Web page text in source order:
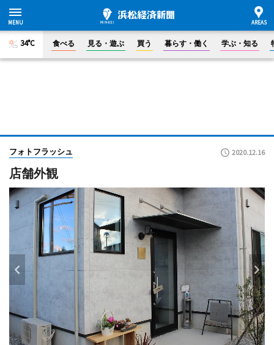
34°C 食べる 見る・遊ぶ 買う 暮らす・働く 学ぶ・知る
フォトフラッシュ 2020.12.16
店舗外観